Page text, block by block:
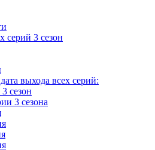
серий 3 сезон
выхода всех серий:
сезон
3 сезона